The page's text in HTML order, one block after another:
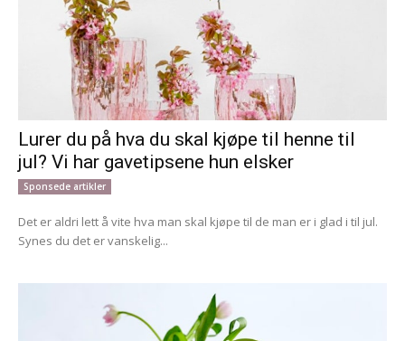
Lurer du på hva du skal kjøpe til henne til
jul? Vi har gavetipsene hun elsker
Sponsede artikler
Det er aldri lett å vite hva man skal kjøpe til de man er i glad i til jul.
Synes du det er vanskelig...